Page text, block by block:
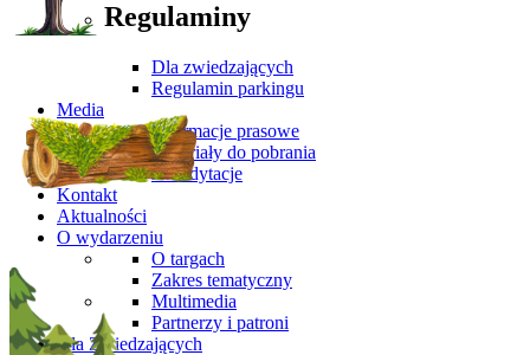
Regulaminy
Dla zwiedzających
Regulamin parkingu
Media
Informacje prasowe
Materiały do pobrania
Akredytacje
Kontakt
Aktualności
O wydarzeniu
O targach
Zakres tematyczny
Multimedia
Partnerzy i patroni
Dla Zwiedzających